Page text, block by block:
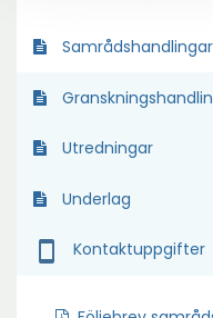
Samrådshandlingar
Utredningar
Underlag
smartphone Kontaktuppgifter